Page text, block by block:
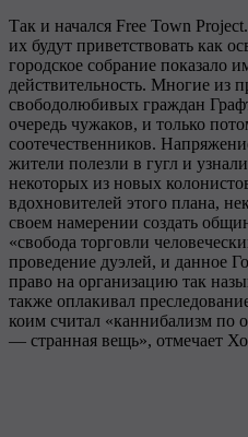
Так и начался Free Town
их будут приветствовать как
городское собрание показало
действительность. Многие из
свободолюбивых граждан
очередь чужаков, и только
соотечественников.
жители полезли в гугл и
некоторых из новых
вдохновителей этого плана,
своем намерении создать
«свобода торговли
проведение дуэлей, и данное
право на организацию так
также оплакивал
коим считал «каннибализм по
— странная вещь», отмечает